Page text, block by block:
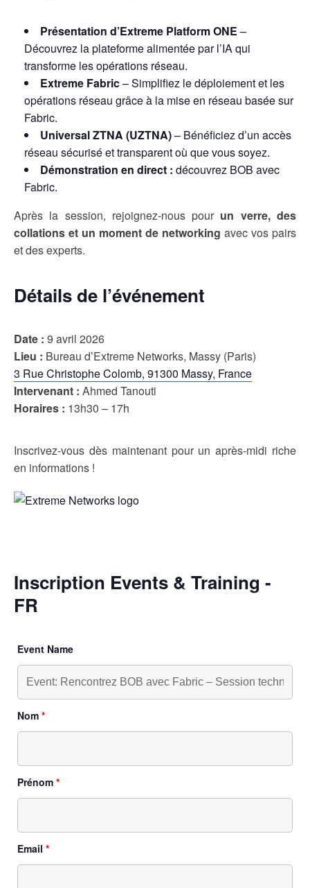
Présentation d’Extreme Platform ONE –
Découvrez la plateforme alimentée par l’IA qui
transforme les opérations réseau.
Extreme Fabric– Simplifiez le déploiement et les
opérations réseau grâce à la mise en réseau basée sur
Fabric.
Universal ZTNA (UZTNA)– Bénéficiez d’un accès
réseau sécurisé et transparent où que vous soyez.
Démonstration en direct : découvrez BOB avec
Fabric.
Après la session, rejoignez-nous pour un verre, des
collations et un moment de networking avec vos pairs
et des experts.
Détails de l’événement
Date : 9 avril 2026
Lieu : Bureau d’Extreme Networks, Massy (Paris)
3 Rue Christophe Colomb, 91300 Massy, France
Intervenant : Ahmed Tanouti
Horaires : 13h30 – 17h
Inscrivez-vous dès maintenant pour un après-midi riche
en informations !
Inscription Events & Training -
FR
Event Name
Nom *
Prénom *
Email *